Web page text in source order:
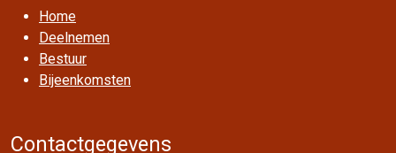
Home
Deelnemen
Bestuur
Bijeenkomsten
Contactgegevens